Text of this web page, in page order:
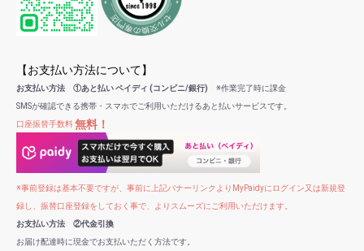
【お支払い方法について】
お支払い方法 ①あと払い ペイディ (コンビニ/銀行) ※作業完了時に課金
SMSが確認できる携帯・スマホでご利用いただけるあと払いサービスです。
口座振替手数料無料！
※事前登録は基本不要ですが、事前に上記バナーリンクよりMyPaidyにログイン又は新規登
録し、振替口座登録をしておく事で、よりスムーズにご利用いただけます。
お支払い方法 ②代金引換
お届け配達時に現金でお支払いただく方法です。